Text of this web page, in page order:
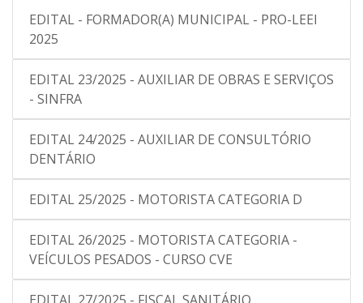
EDITAL - FORMADOR(A) MUNICIPAL - PRO-LEEI
2025
EDITAL 23/2025 - AUXILIAR DE OBRAS E SERVIÇOS
- SINFRA
EDITAL 24/2025 - AUXILIAR DE CONSULTÓRIO
DENTÁRIO
EDITAL 25/2025 - MOTORISTA CATEGORIA D
EDITAL 26/2025 - MOTORISTA CATEGORIA -
VEÍCULOS PESADOS - CURSO CVE